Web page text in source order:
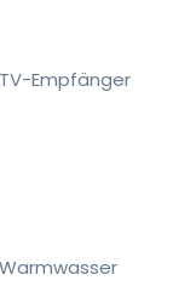
TV-Empfänger
Warmwasser